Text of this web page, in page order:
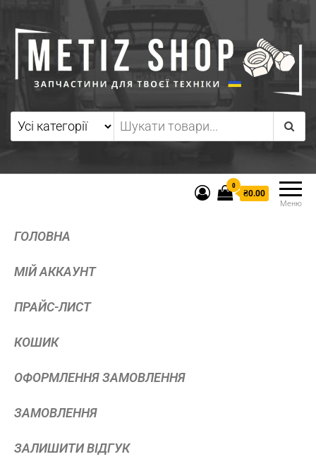
Меню
0
₴0.00
ГОЛОВНА
МІЙ АККАУНТ
ПРАЙС-ЛИСТ
КОШИК
ОФОРМЛЕННЯ ЗАМОВЛЕННЯ
ЗАМОВЛЕННЯ
ЗАЛИШИТИ ВІДГУК